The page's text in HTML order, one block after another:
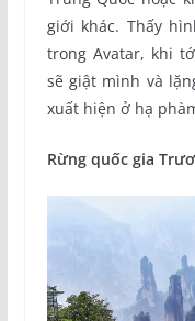
giới khác. Thấy
trong Avatar, khi
sẽ giật mình và
xuất hiện ở hạ
Rừng quốc gia